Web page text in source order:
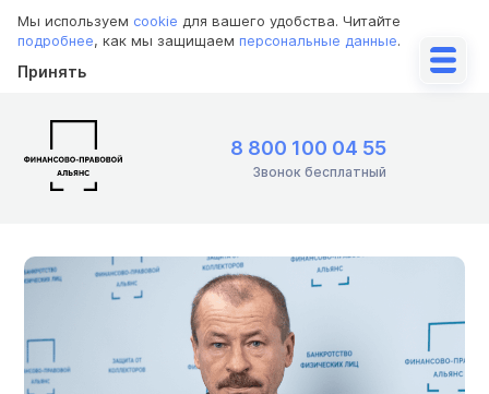
Мы используем cookie для вашего удобства. Читайте
подробнее, как мы защищаем персональные данные.
Принять
8 800 100 04 55
Звонок бесплатный